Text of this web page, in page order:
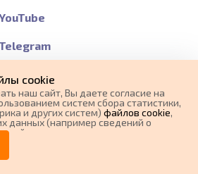
о нас
Карты
cookie
наш cайт, Вы даете согласие на
систем сбора статистики,
и других систем) файлов cookie,
данных (например сведений о
о местоположении, типе
страницы, сведений о
с которых были совершены
о Ваших действиях на сайте